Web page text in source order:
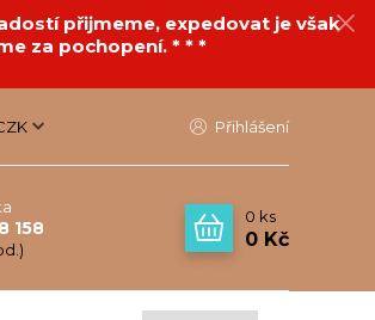
přijmeme, expedovat je však
za pochopení. * * *
Přihlášení
158
0 ks
0 Kč